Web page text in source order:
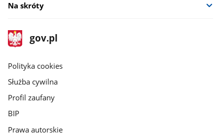
Na skróty
stopka
gov.pl
Strona
gov.pl
gov.pl
Polityka cookies
Służba cywilna
Profil zaufany
BIP
Prawa autorskie